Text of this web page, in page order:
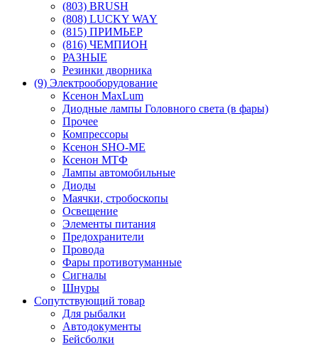
(803) BRUSH
(808) LUCKY WAY
(815) ПРИМЬЕР
(816) ЧЕМПИОН
РАЗНЫЕ
Резинки дворника
(9) Электрооборудование
Ксенон MaxLum
Диодные лампы Головного света (в фары)
Прочее
Компрессоры
Ксенон SHO-ME
Ксенон МТФ
Лампы автомобильные
Диоды
Маячки, стробоскопы
Освещение
Элементы питания
Предохранители
Провода
Фары противотуманные
Сигналы
Шнуры
Сопутствующий товар
Для рыбалки
Автодокументы
Бейсболки